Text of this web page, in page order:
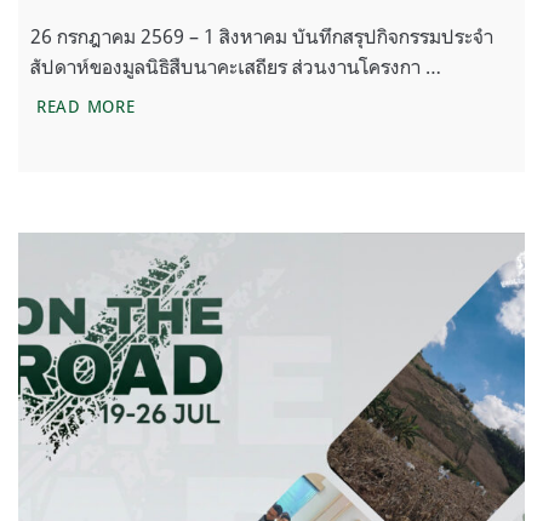
26 กรกฎาคม 2569 – 1 สิงหาคม บันทึกสรุปกิจกรรมประจำ
สัปดาห์ของมูลนิธิสืบนาคะเสถียร ส่วนงานโครงกา …
READ MOREON THE ROAD 26 กรกฎาคม 2569 – 1 สิงหาคม